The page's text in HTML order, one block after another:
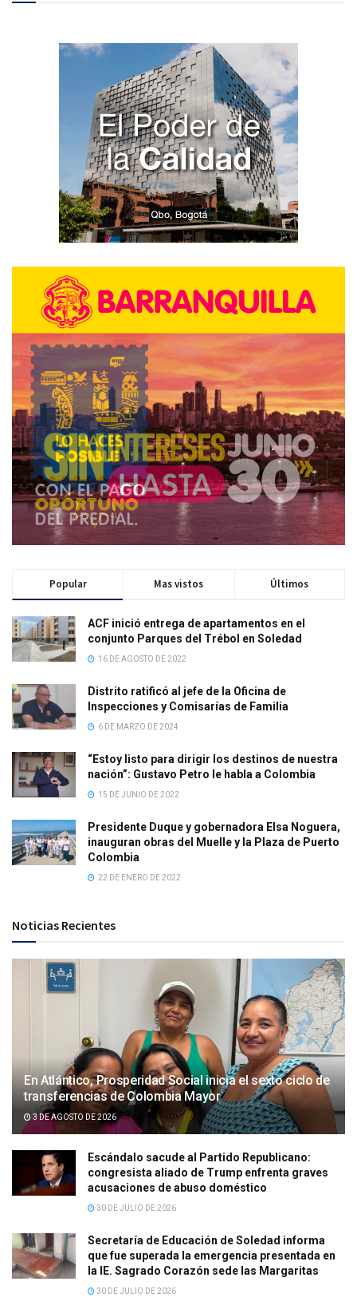
Popular Mas vistos Últimos
ACF inició entrega de apartamentos en el
conjunto Parques del Trébol en Soledad
16 DE AGOSTO DE 2022
Distrito ratificó al jefe de la Oficina de
Inspecciones y Comisarías de Familia
6 DE MARZO DE 2024
“Estoy listo para dirigir los destinos de nuestra
nación”: Gustavo Petro le habla a Colombia
15 DE JUNIO DE 2022
Presidente Duque y gobernadora Elsa Noguera,
inauguran obras del Muelle y la Plaza de Puerto
Colombia
22 DE ENERO DE 2022
Noticias Recientes
En Atlántico, Prosperidad Social inicia el sexto ciclo de
transferencias de Colombia Mayor
3 DE AGOSTO DE 2026
Escándalo sacude al Partido Republicano:
congresista aliado de Trump enfrenta graves
acusaciones de abuso doméstico
30 DE JULIO DE 2026
Secretaría de Educación de Soledad informa
que fue superada la emergencia presentada en
la IE. Sagrado Corazón sede las Margaritas
30 DE JULIO DE 2026